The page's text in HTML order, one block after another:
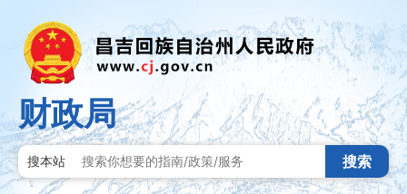
财政局
搜本站 搜索